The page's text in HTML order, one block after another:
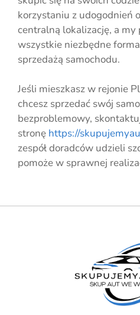
korzystaniu z udogodnień
centralną lokalizację, a
wszystkie niezbędne
sprzedażą samochodu.
Jeśli mieszkasz w rejonie
chcesz sprzedać swój
bezproblemowy,
stronę https://
zespół doradców udzieli
pomoże w sprawnej